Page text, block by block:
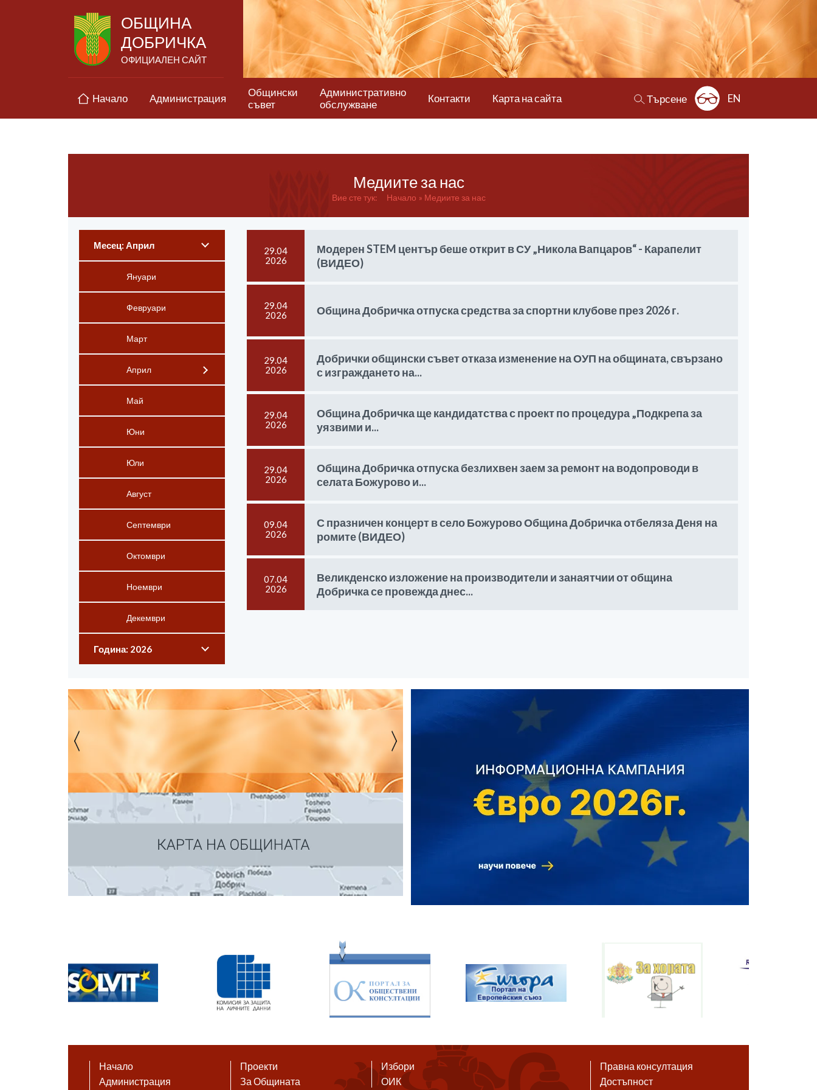
ОБЩИНА
ДОБРИЧКА
ОФИЦИАЛЕН САЙТ
Начало Администрация
Общински
съвет
Административно
обслужване
Контакти Карта на сайта Търсене EN
Медиите за нас
Вие сте тук: Начало Медиите за нас
Месец: Април
Януари
Февруари
Март
Април
Май
Юни
Юли
Август
Септември
Октомври
Ноември
Декември
Година: 2026
29.04
2026
Модерен STEM център беше открит в СУ „Никола Вапцаров“ - Карапелит
(ВИДЕО)
29.04
2026
Община Добричка отпуска средства за спортни клубове през 2026 г.
29.04
2026
Добрички общински съвет отказа изменение на ОУП на общината, свързано
с изграждането на...
29.04
2026
Община Добричка ще кандидатства с проект по процедура „Подкрепа за
уязвими и...
29.04
2026
Община Добричка отпуска безлихвен заем за ремонт на водопроводи в
селата Божурово и...
09.04
2026
С празничен концерт в село Божурово Община Добричка отбеляза Деня на
ромите (ВИДЕО)
07.04
2026
Великденско изложение на производители и занаятчии от община
Добричка се провежда днес...
Начало
Администрация
Проекти
За Общината
Избори
ОИК
Правна консултация
Достъпност